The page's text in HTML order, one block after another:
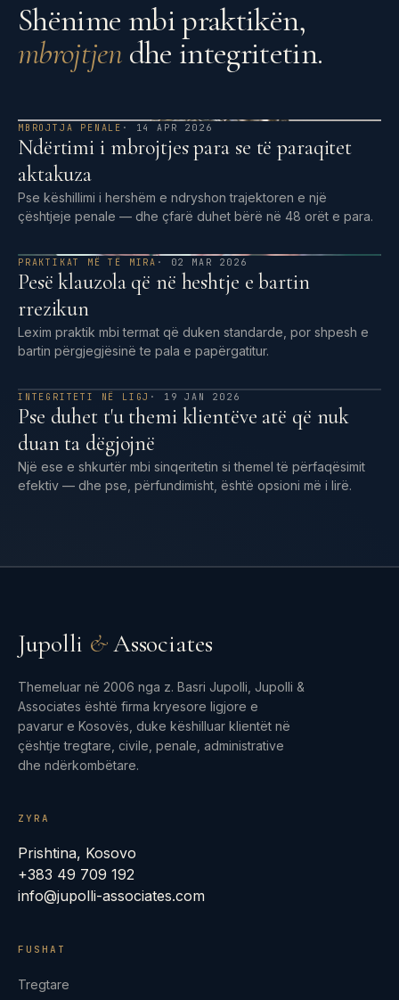
Shënime mbi praktikën,
mbrojtjen dhe integritetin.
MBROJTJA PENALE · 14 APR 2026
Ndërtimi i mbrojtjes para se të paraqitet
aktakuza
Pse këshillimi i hershëm e ndryshon trajektoren e një
çështjeje penale — dhe çfarë duhet bërë në 48 orët e para.
PRAKTIKAT MË TË MIRA · 02 MAR 2026
Pesë klauzola që në heshtje e bartin
rrezikun
Lexim praktik mbi termat që duken standarde, por shpesh e
bartin përgjegjësinë te pala e papërgatitur.
INTEGRITETI NË LIGJ · 19 JAN 2026
Pse duhet t'u themi klientëve atë që nuk
duan ta dëgjojnë
Një ese e shkurtër mbi sinqeritetin si themel të përfaqësimit
efektiv — dhe pse, përfundimisht, është opsioni më i lirë.
Jupolli &Associates
Themeluar në 2006 nga z. Basri Jupolli, Jupolli &
Associates është firma kryesore ligjore e
pavarur e Kosovës, duke këshilluar klientët në
çështje tregtare, civile, penale, administrative
dhe ndërkombëtare.
ZYRA
Prishtina, Kosovo
+383 49 709 192
info@jupolli-associates.com
FUSHAT
Tregtare